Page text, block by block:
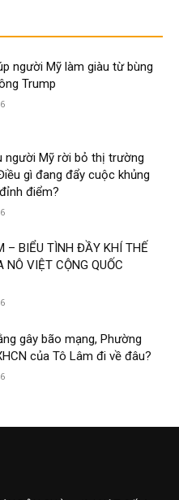
người Mỹ làm giàu từ bùng
Trump
người Mỹ rời bỏ thị trường
gì đang đẩy cuộc khủng
điểm?
– BIỂU TÌNH ĐẦY KHÍ THẾ
NÔ VIỆT CỘNG QUỐC
gây bão mạng, Phường
của Tô Lâm đi về đâu?